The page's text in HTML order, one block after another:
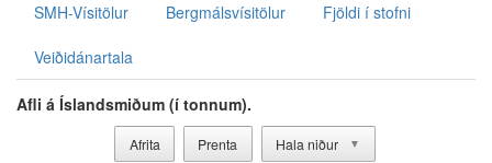
SMH-Vísitölur Bergmálsvísitölur Fjöldi í stofni
Veiðidánartala
Afli á Íslandsmiðum (í tonnum).
Afrita Prenta Hala niður ▼